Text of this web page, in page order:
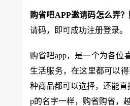
购省吧APP邀请码怎么弄？
请码，即可成功注册登录。
购省吧app，是一个为各位
生活服务，在这里都可以
种商品都可以选择，还能
p的名字一样，购省购省，